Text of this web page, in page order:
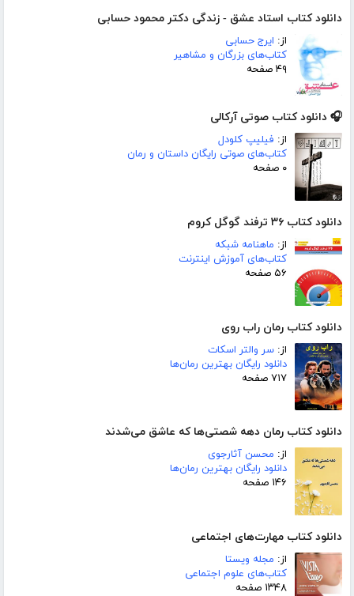
دانلود کتاب استاد عشق - زندگی دکتر محمود حسابی
از: ایرج حسابی
کتاب‌های بزرگان و مشاهیر
۴۹ صفحه
🎧 دانلود کتاب صوتی آرکالی
از: فیلیپ کلودل
کتاب‌های صوتی رایگان داستان و رمان
۰ صفحه
دانلود کتاب ۳۶ ترفند گوگل کروم
از: ماهنامه شبکه
کتاب‌های آموزش اینترنت
۵۶ صفحه
دانلود کتاب رمان راب روی
از: سر والتر اسکات
دانلود رایگان بهترین رمان‌ها
۷۱۷ صفحه
دانلود کتاب رمان دهه شصتی‌ها که عاشق می‌شدند
از: محسن آثارجوی
دانلود رایگان بهترین رمان‌ها
۱۴۶ صفحه
دانلود کتاب مهارت‌های اجتماعی
از: مجله ویستا
کتاب‌های علوم اجتماعی
۱۳۴۸ صفحه